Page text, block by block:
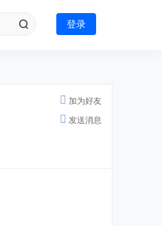
登录
加为好友
发送消息